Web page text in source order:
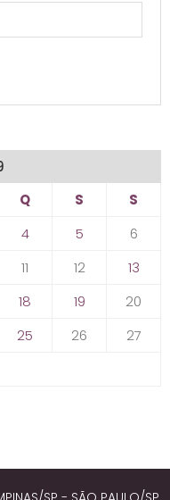
Q S
S
4 5
6
11 12
13
18 19
20
25 26
27